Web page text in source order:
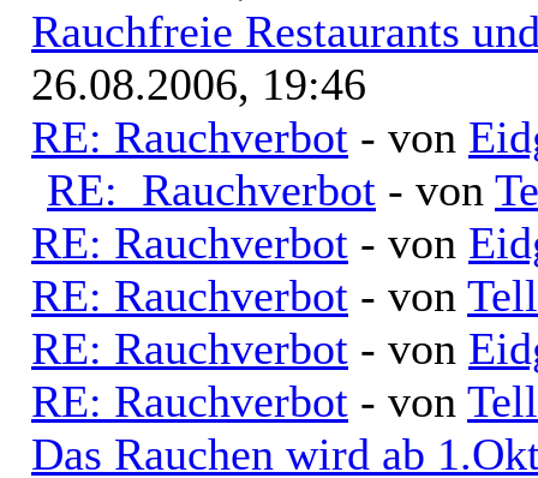
Rauchfreie Restaurants
26.08.2006, 19:46
RE: Rauchverbot - von
RE: Rauchverbot - von
RE: Rauchverbot - von
RE: Rauchverbot - von Tell
RE: Rauchverbot - von
RE: Rauchverbot - von Tell
Das Rauchen wird ab